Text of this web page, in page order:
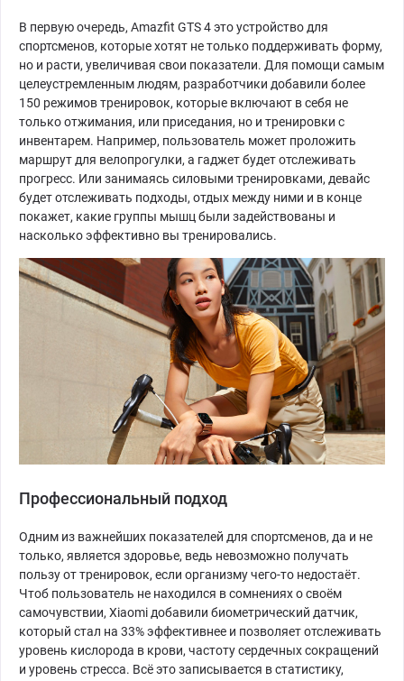
В первую очередь, Amazfit GTS 4 это устройство для
спортсменов, которые хотят не только поддерживать форму,
но и расти, увеличивая свои показатели. Для помощи самым
целеустремленным людям, разработчики добавили более
150 режимов тренировок, которые включают в себя не
только отжимания, или приседания, но и тренировки с
инвентарем. Например, пользователь может проложить
маршрут для велопрогулки, а гаджет будет отслеживать
прогресс. Или занимаясь силовыми тренировками, девайс
будет отслеживать подходы, отдых между ними и в конце
покажет, какие группы мышц были задействованы и
насколько эффективно вы тренировались.
Профессиональный подход
Одним из важнейших показателей для спортсменов, да и не
только, является здоровье, ведь невозможно получать
пользу от тренировок, если организму чего-то недостаёт.
Чтоб пользователь не находился в сомнениях о своём
самочувствии, Xiaomi добавили биометрический датчик,
который стал на 33% эффективнее и позволяет отслеживать
уровень кислорода в крови, частоту сердечных сокращений
и уровень стресса. Всё это записывается в статистику,